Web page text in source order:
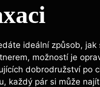
ideální způsob, ⁣jak
možností ‌je
dobrodružství po
každý ‌pár si⁢ může⁢